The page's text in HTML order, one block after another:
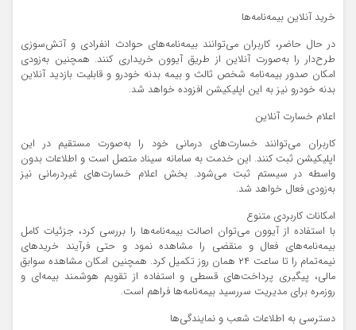
خرید آنلاین بیمه‌نامه‌ها
در حال حاضر، کاربران می‌توانند بیمه‌نامه‌های حوادث انفرادی و آتش‌سوزی
طرح‌دار را به‌صورت آنلاین از طریق آیوون خریداری کنند. همچنین به‌زودی
امکان صدور بیمه‌نامه شخص ثالث و بیمه بدنه خودرو و قابلیت بازدید آنلاین
بدنه خودرو نیز به این اپلیکیشن افزوده خواهد شد.
اعلام خسارت آنلاین
کاربران می‌توانند خسارت‌های درمانی خود را به‌صورت مستقیم در این
اپلیکیشن ثبت کنند. این خدمت به سامانه سیناد متصل است و اطلاعات بدون
واسطه در سیستم ثبت می‌شود. بخش اعلام خسارت‌های غیر‌درمانی نیز
به‌زودی فعال خواهد شد.
امکانات کاربردی متنوع
با استفاده از آیوون می‌توان اصالت بیمه‌نامه‌ها را بررسی کرد، جزئیات کامل
بیمه‌نامه‌های فعال و منقضی را مشاهده نمود و حتی فرآیند خریدهای
نیمه‌تمام را تا ساعت ۲۴ همان روز تکمیل کرد. همچنین امکان مشاهده سوابق
مالی، پیگیری پرداخت‌های قسطی و استفاده از تقویم هوشمند بیمه‌ای و
روزمره برای مدیریت سررسید بیمه‌نامه‌ها فراهم است.
دسترسی به اطلاعات شعب و نمایندگی‌ها